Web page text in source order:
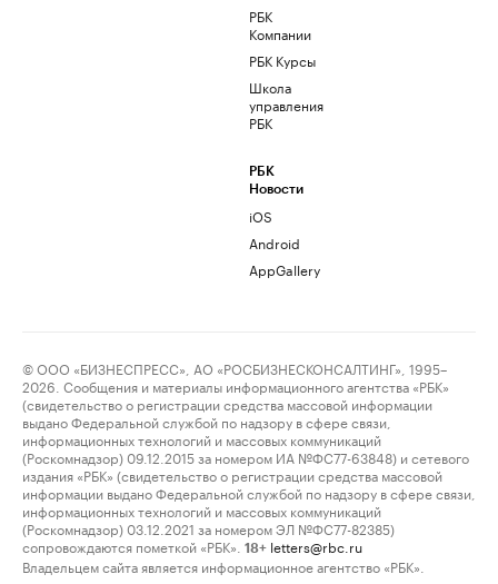
РБК
Компании
РБК Курсы
Школа
управления
РБК
РБК
Новости
iOS
Android
AppGallery
© ООО «БИЗНЕСПРЕСС», АО «РОСБИЗНЕСКОНСАЛТИНГ», 1995–
2026. Сообщения и материалы информационного агентства «РБК»
(свидетельство о регистрации средства массовой информации
выдано Федеральной службой по надзору в сфере связи,
информационных технологий и массовых коммуникаций
(Роскомнадзор) 09.12.2015 за номером ИА №ФС77-63848) и сетевого
издания «РБК» (свидетельство о регистрации средства массовой
информации выдано Федеральной службой по надзору в сфере связи,
информационных технологий и массовых коммуникаций
(Роскомнадзор) 03.12.2021 за номером ЭЛ №ФС77-82385)
сопровождаются пометкой «РБК».
18+ letters@rbc.ru
Владельцем сайта является информационное агентство «РБК».